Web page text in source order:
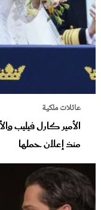
عائلات ملكية
الأمير كارل فيليب
منذ إعلان حملها